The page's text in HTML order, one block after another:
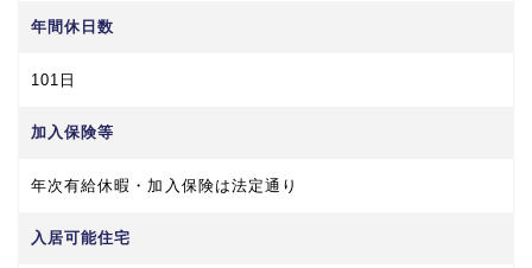
年間休日数
101日
加入保険等
年次有給休暇・加入保険は法定通り
入居可能住宅